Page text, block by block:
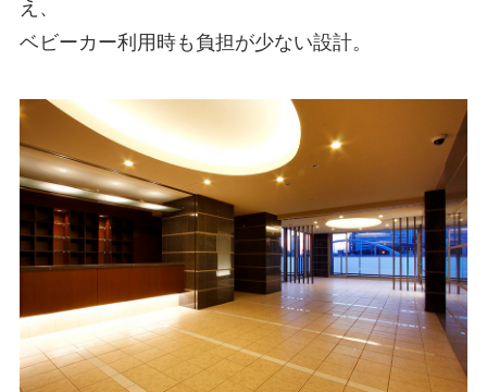
え、
ベビーカー利用時も負担が少ない設計。